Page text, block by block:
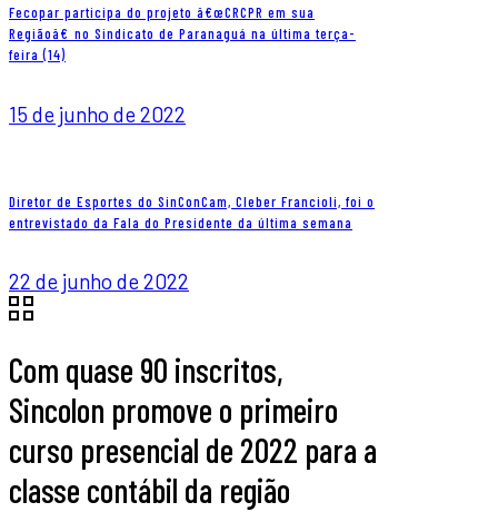
Fecopar participa do projeto â€œCRCPR em sua
Regiãoâ€ no Sindicato de Paranaguá na última terça-
feira (14)
15 de junho de 2022
Diretor de Esportes do SinConCam, Cleber Francioli, foi o
entrevistado da Fala do Presidente da última semana
22 de junho de 2022
Com quase 90 inscritos,
Sincolon promove o primeiro
curso presencial de 2022 para a
classe contábil da região